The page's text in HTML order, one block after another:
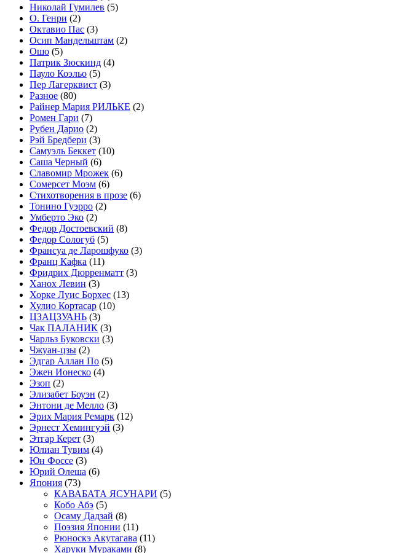
Николай Гумилев (5)
О. Генри (2)
Октавио Пас (3)
Осип Мандельштам (2)
Ошо (5)
Патрик Зюскинд (4)
Пауло Коэльо (5)
Пер Лагерквист (3)
Разное (80)
Райнер Мария РИЛЬКЕ (2)
Ромен Гари (7)
Рубен Дарио (2)
Рэй Бредбери (3)
Самуэль Беккет (10)
Саша Черный (6)
Славомир Мрожек (6)
Сомерсет Моэм (6)
Стихотворения в прозе (6)
Тонино Гуэрро (2)
Умберто Эко (2)
Федор Достоевский (8)
Федор Сологуб (5)
Франсуа де Ларошфуко (3)
Франц Кафка (11)
Фридрих Дюрренматт (3)
Ханох Левин (3)
Хорке Луис Борхес (13)
Хулио Кортасар (10)
ЦЗАЦЗУАНЬ (3)
Чак ПАЛАНИК (3)
Чарльз Буковски (3)
Чжуан-цзы (2)
Эдгар Аллан По (5)
Эжен Ионеско (4)
Эзоп (2)
Элизабет Боуэн (2)
Энтони де Мелло (3)
Эрих Мария Ремарк (12)
Эрнест Хемингуэй (3)
Этгар Керет (3)
Юлиан Тувим (4)
Юн Фоссе (3)
Юрий Олеша (6)
Япония (73)
КАВАБАТА ЯСУНАРИ (5)
Кобо Абэ (5)
Осаму Дадзай (8)
Поэзия Японии (11)
Рюноскэ Акутагава (11)
Харуки Мураками (8)